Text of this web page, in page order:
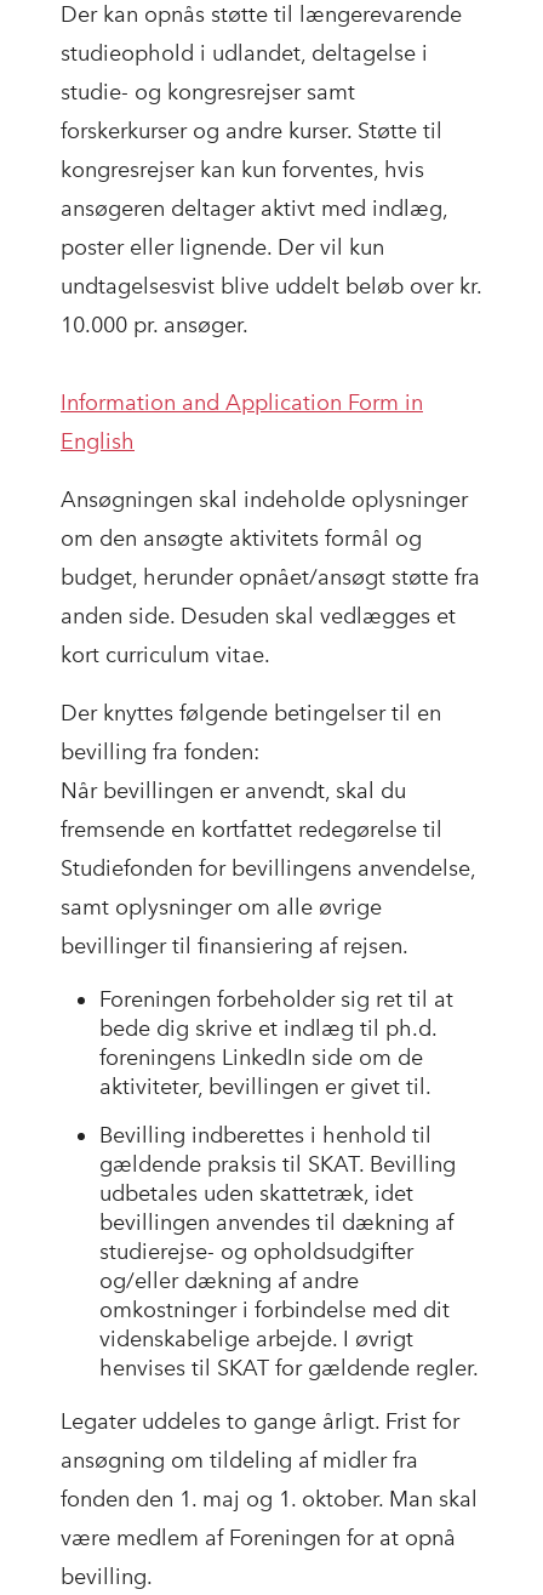
Der kan opnås støtte til længerevarende
studieophold i udlandet, deltagelse i
studie- og kongresrejser samt
forskerkurser og andre kurser. Støtte til
kongresrejser kan kun forventes, hvis
ansøgeren deltager aktivt med indlæg,
poster eller lignende. Der vil kun
undtagelsesvist blive uddelt beløb over kr.
10.000 pr. ansøger.
Information and Application Form in
English
Ansøgningen skal indeholde oplysninger
om den ansøgte aktivitets formål og
budget, herunder opnået/ansøgt støtte fra
anden side. Desuden skal vedlægges et
kort curriculum vitae.
Der knyttes følgende betingelser til en
bevilling fra fonden:
Når bevillingen er anvendt, skal du
fremsende en kortfattet redegørelse til
Studiefonden for bevillingens anvendelse,
samt oplysninger om alle øvrige
bevillinger til finansiering af rejsen.
Foreningen forbeholder sig ret til at
bede dig skrive et indlæg til ph.d.
foreningens LinkedIn side om de
aktiviteter, bevillingen er givet til.
Bevilling indberettes i henhold til
gældende praksis til SKAT. Bevilling
udbetales uden skattetræk, idet
bevillingen anvendes til dækning af
studierejse- og opholdsudgifter
og/eller dækning af andre
omkostninger i forbindelse med dit
videnskabelige arbejde. I øvrigt
henvises til SKAT for gældende regler.
Legater uddeles to gange årligt. Frist for
ansøgning om tildeling af midler fra
fonden den 1. maj og 1. oktober. Man skal
være medlem af Foreningen for at opnå
bevilling.